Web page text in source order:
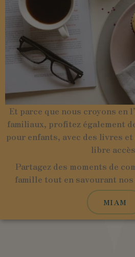
Et parce que nous croyons en
familiaux, profitez également
pour enfants, avec des livres
libre
Partagez des moments de
famille tout en savourant
MIAM